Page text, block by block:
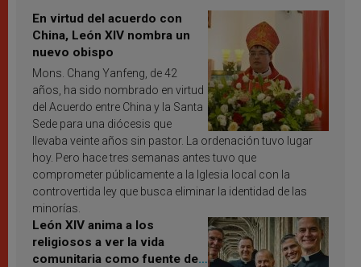
En virtud del acuerdo con
China, León XIV nombra un
nuevo obispo
Mons. Chang Yanfeng, de 42
años, ha sido nombrado en virtud
del Acuerdo entre China y la Santa
Sede para una diócesis que
llevaba veinte años sin pastor. La ordenación tuvo lugar
hoy. Pero hace tres semanas antes tuvo que
comprometer públicamente a la Iglesia local con la
controvertida ley que busca eliminar la identidad de las
minorías.
León XIV anima a los
religiosos a ver la vida
comunitaria como fuente de